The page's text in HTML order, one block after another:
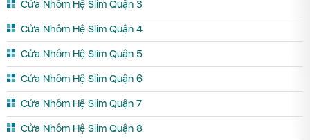
Cửa Nhôm Hệ Slim Quận 3
Cửa Nhôm Hệ Slim Quận 4
Cửa Nhôm Hệ Slim Quận 5
Cửa Nhôm Hệ Slim Quận 6
Cửa Nhôm Hệ Slim Quận 7
Cửa Nhôm Hệ Slim Quận 8